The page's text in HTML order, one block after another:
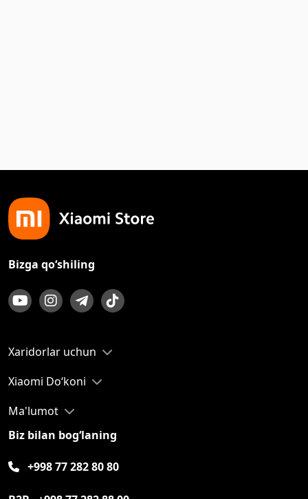
Bizga qo‘shiling
Xaridorlar uchun
Xiaomi Do‘koni
Ma'lumot
Biz bilan bog‘laning
+998 77 282 80 80